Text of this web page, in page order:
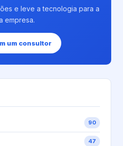
e leve a tecnologia para a
empresa.
um consultor
90
47